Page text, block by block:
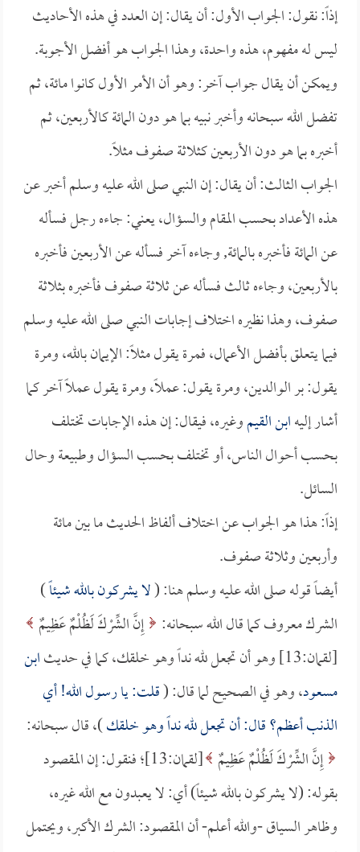
إذاً: نقول: الجواب الأول: أن يقال: إن العدد في هذه الأحاديث
ليس له مفهوم، هذه واحدة، وهذا الجواب هو أفضل الأجوبة.
ويمكن أن يقال جواب آخر: وهو أن الأمر الأول كانوا مائة، ثم
تفضل الله سبحانه وأخبر نبيه بما هو دون المائة كالأربعين، ثم
أخبره بما هو دون الأربعين كثلاثة صفوف مثلاً.
الجواب الثالث: أن يقال: إن النبي صلى الله عليه وسلم أخبر عن
هذه الأعداد بحسب المقام والسؤال، يعني: جاءه رجل فسأله
عن المائة فأخبره بالمائة, وجاءه آخر فسأله عن الأربعين فأخبره
بالأربعين، وجاءه ثالث فسأله عن ثلاثة صفوف فأخبره بثلاثة
صفوف، وهذا نظيره اختلاف إجابات النبي صلى الله عليه وسلم
فيما يتعلق بأفضل الأعمال، فمرة يقول مثلاً: الإيمان بالله، ومرة
يقول: بر الوالدين، ومرة يقول: عملاً، ومرة يقول عملاً آخر كما
أشار إليهابن القيموغيره، فيقال: إن هذه الإجابات تختلف
بحسب أحوال الناس، أو تختلف بحسب السؤال وطبيعة وحال
السائل.
إذاً: هذا هو الجواب عن اختلاف ألفاظ الحديث ما بين مائة
وأربعين وثلاثة صفوف.
أيضاً قوله صلى الله عليه وسلم هنا: (لا يشركون بالله شيئاً)
الشرك معروف كما قال الله سبحانه: إِنَّ الشِّرْكَ لَظُلْمٌ عَظِيمٌ
[لقمان:13] وهو أن تجعل لله نداً وهو خلقك، كما في حديث
ابن
مسعود، وهو في الصحيح لما قال: (قلت: يا رسول الله! أي
الذنب أعظم؟ قال: أن تجعل لله نداً وهو خلقك)، قال سبحانه:
إِنَّ الشِّرْكَ لَظُلْمٌ عَظِيمٌ
[لقمان:13]؛ فنقول: إن المقصود
بقوله: (لا يشركون بالله شيئاً) أي: لا يعبدون مع الله غيره،
وظاهر السياق -والله أعلم- أن المقصود: الشرك الأكبر، ويحتمل